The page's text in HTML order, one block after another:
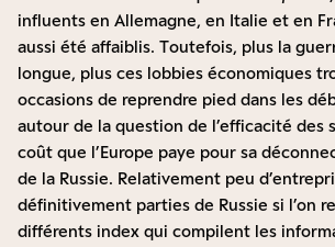
influents en Allemagne, en Italie et en
aussi été affaiblis. Toutefois, plus la
longue, plus ces lobbies économiques
occasions de reprendre pied dans les
autour de la question de l’efficacité des
coût que l’Europe paye pour sa
de la Russie. Relativement peu
définitivement parties de Russie si l’on
différents index qui compilent les